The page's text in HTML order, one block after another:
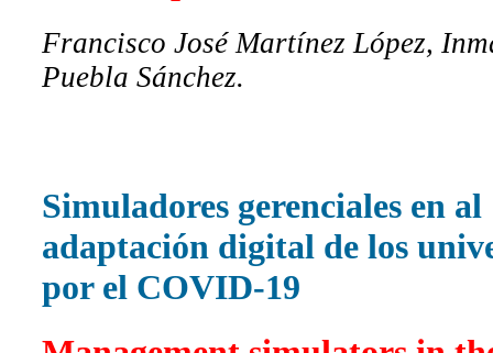
Francisco José Martínez López,
Puebla Sánchez.
Simuladores gerenciales en al
adaptación digital de los
por el COVID-19